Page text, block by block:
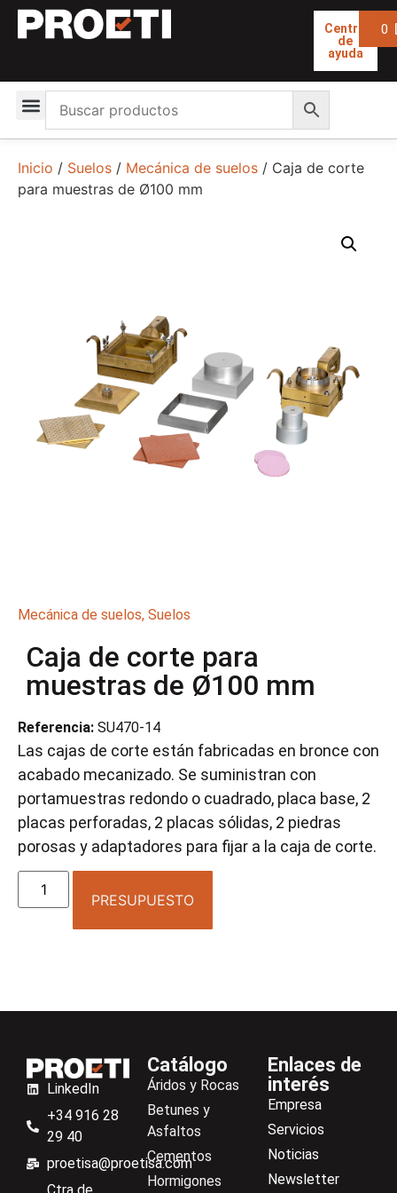
Centro
de
ayuda
0
Inicio / Suelos / Mecánica de suelos / Caja de corte
para muestras de Ø100 mm
Mecánica de suelos, Suelos
Caja de corte para
muestras de Ø100 mm
Referencia: SU470-14
Las cajas de corte están fabricadas en bronce con
acabado mecanizado. Se suministran con
portamuestras redondo o cuadrado, placa base, 2
placas perforadas, 2 placas sólidas, 2 piedras
porosas y adaptadores para fijar a la caja de corte.
PRESUPUESTO
LinkedIn
+34 916 28
29 40
proetisa@proetisa.com
Ctra de
Catálogo
Áridos y Rocas
Betunes y
Asfaltos
Cementos
Hormigones
Enlaces de
interés
Empresa
Servicios
Noticias
Newsletter